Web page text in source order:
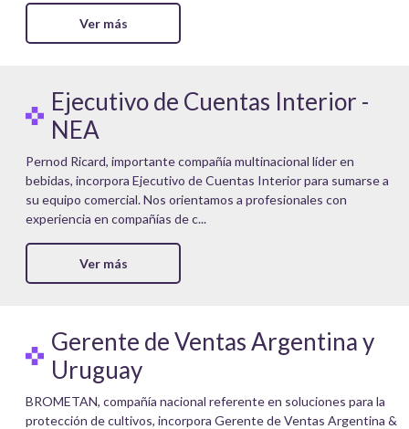
Ver más
Ejecutivo de Cuentas Interior -
NEA
Pernod Ricard, importante compañía multinacional líder en
bebidas, incorpora Ejecutivo de Cuentas Interior para sumarse a
su equipo comercial. Nos orientamos a profesionales con
experiencia en compañías de c...
Ver más
Gerente de Ventas Argentina y
Uruguay
BROMETAN, compañía nacional referente en soluciones para la
protección de cultivos, incorpora Gerente de Ventas Argentina &